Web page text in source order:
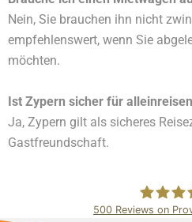
Nein, Sie brauchen ihn nicht
empfehlenswert, wenn Sie
möchten.
Ist Zypern sicher für
Ja, Zypern gilt als sicheres
Gastfreundschaft.
500 Reviews on